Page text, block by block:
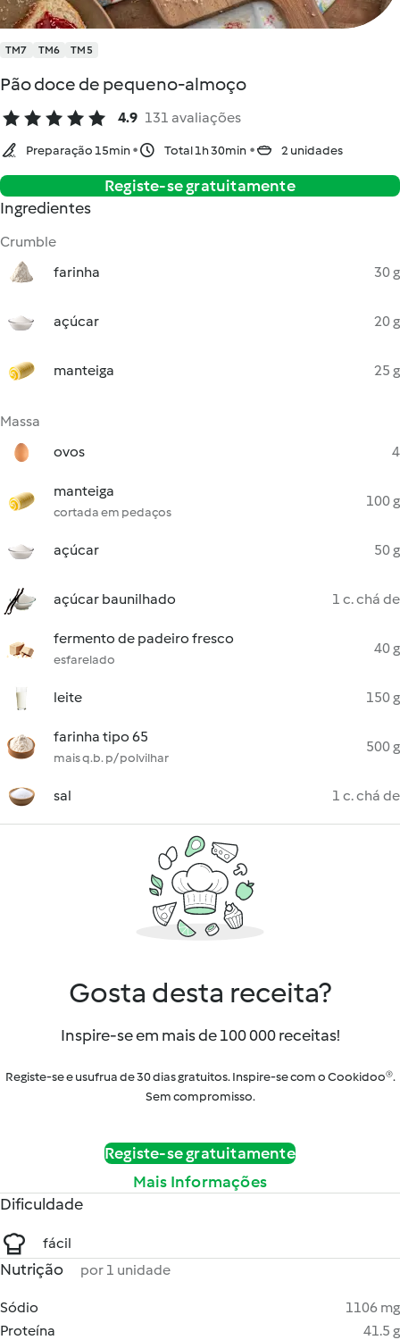
TM7 TM6 TM5
Pão doce de pequeno-almoço
4.9 131 avaliações
Preparação 15min Total 1h 30min 2 unidades
Registe-se gratuitamente
Ingredientes
Crumble
farinha
30 g
açúcar 20 g
manteiga 25 g
Massa
ovos
4
manteiga
cortada em pedaços
100 g
açúcar 50 g
açúcar baunilhado 1 c. chá de
fermento de padeiro fresco
esfarelado
40 g
leite 150 g
farinha tipo 65
mais q.b. p/ polvilhar
500 g
sal 1 c. chá de
Gosta desta receita?
Inspire-se em mais de 100 000 receitas!
Registe-se e usufrua de 30 dias gratuitos. Inspire-se com o Cookidoo®.
Sem compromisso.
Registe-se gratuitamente
Mais Informações
Dificuldade
fácil
Nutrição por 1 unidade
Sódio
1106 mg
Proteína
41.5 g